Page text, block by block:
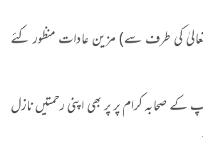
کی طرف سے) مزین عادات منظور کئے
کرام پر پر بھی اپنی رحمتیں نازل